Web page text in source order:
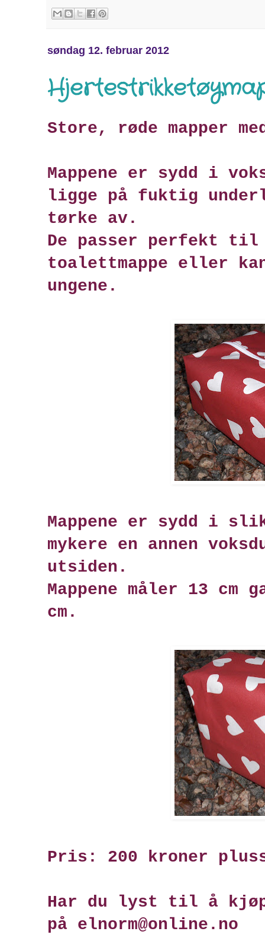
søndag 12. februar 2012
Store, røde mapper
Mappene er sydd i
ligge på fuktig
tørke av.
De passer perfekt til
toalettmappe eller
ungene.
Mappene er sydd i
mykere en annen
utsiden.
Mappene måler 13 cm
cm.
Pris: 200 kroner
Har du lyst til å
på elnorm@online.no